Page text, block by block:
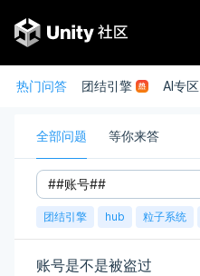
热门问答 团结引擎 AI专区
全部问题 等你来答
团结引擎 hub 粒子系统
账号是不是被盗过